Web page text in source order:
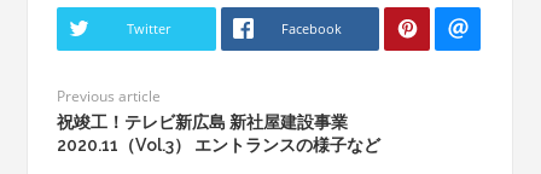
Twitter Facebook
Previous article
祝竣工！テレビ新広島 新社屋建設事業
2020.11（Vol.3） エントランスの様子など